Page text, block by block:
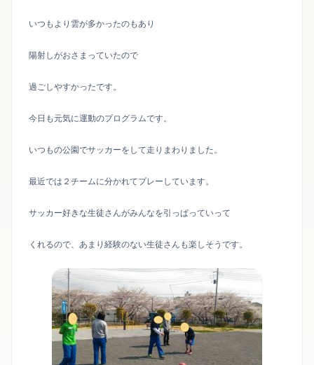
いつもより雲が多かったのもあり
陽射しがおさまっていたので
過ごしやすかったです。
今日も元気に運動のプログラムです。
いつもの公園でサッカーをして走りまわりました。
最近では２チームに分かれてプレーしています。
サッカー好きな生徒さんがみんなを引っぱっていって
くれるので、あまり経験のない生徒さんも楽しそうです。